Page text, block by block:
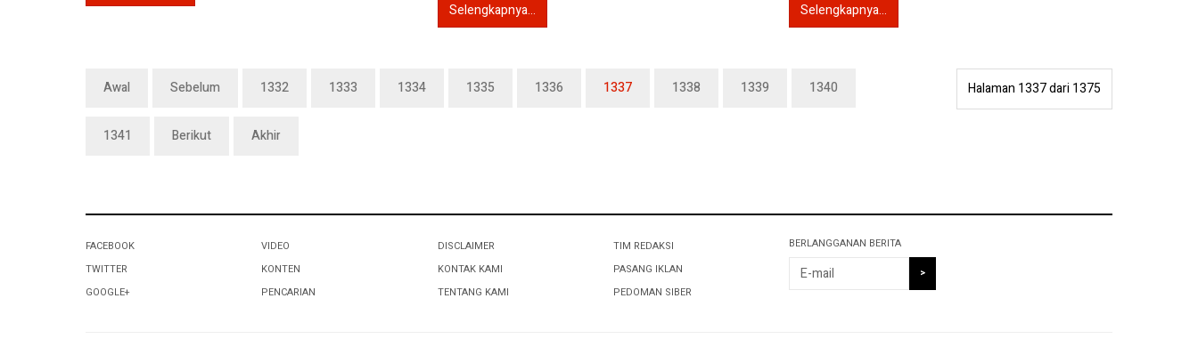
Selengkapnya... Selengkapnya...
Halaman 1337 dari 1375
Awal Sebelum 1332 1333 1334 1335 1336 1337 1338 1339 1340
1341 Berikut Akhir
FACEBOOK
TWITTER
GOOGLE+
VIDEO
KONTEN
PENCARIAN
DISCLAIMER
KONTAK KAMI
TENTANG KAMI
TIM REDAKSI
PASANG IKLAN
PEDOMAN SIBER
BERLANGGANAN BERITA